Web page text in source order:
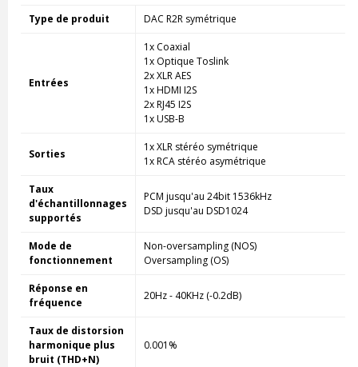
Type de produit DAC R2R symétrique
Entrées
1x Coaxial
1x Optique Toslink
2x XLR AES
1x HDMI I2S
2x RJ45 I2S
1x USB-B
Sorties
1x XLR stéréo symétrique
1x RCA stéréo asymétrique
Taux
d'échantillonnages
supportés
PCM jusqu'au 24bit 1536kHz
DSD jusqu'au DSD1024
Mode de
fonctionnement
Non-oversampling (NOS)
Oversampling (OS)
Réponse en
fréquence
20Hz - 40KHz (-0.2dB)
Taux de distorsion
harmonique plus
bruit (THD+N)
0.001%